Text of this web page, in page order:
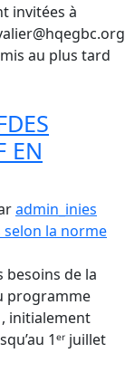
invitées à
au plus tard
EN
admin_inies
besoins de la
programme
initialement
1ᵉʳ juillet